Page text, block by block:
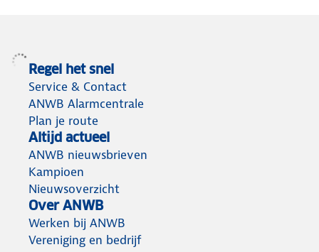
Regel het snel
Service & Contact
ANWB Alarmcentrale
Plan je route
Altijd actueel
ANWB nieuwsbrieven
Kampioen
Nieuwsoverzicht
Over ANWB
Werken bij ANWB
Vereniging en bedrijf